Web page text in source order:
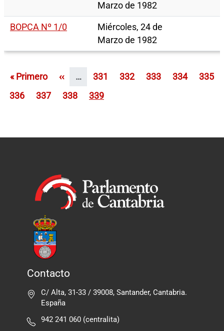
Marzo de 1982
BOPCA Nº 1/0
Miércoles, 24 de
Marzo de 1982
Primera página
« Primero Página anterior
‹‹ … Página
331 Página
332 Página
333 Página
334
335
Página
336 Página
337 Página
338 Página
339
Contacto
C/ Alta, 31-33 / 39008, Santander, Cantabria.
España
942 241 060 (centralita)